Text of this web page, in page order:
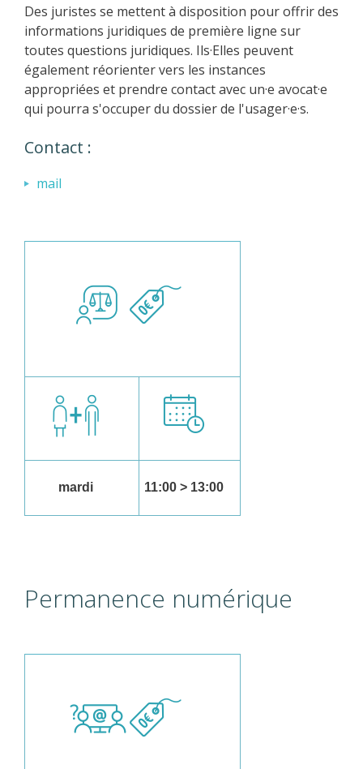
Des juristes se mettent à disposition pour offrir des
informations juridiques de première ligne sur
toutes questions juridiques. Ils·Elles peuvent
également réorienter vers les instances
appropriées et prendre contact avec un·e avocat·e
qui pourra s'occuper du dossier de l'usager·e·s.
Contact :
mail
mardi 11:00 > 13:00
Permanence numérique